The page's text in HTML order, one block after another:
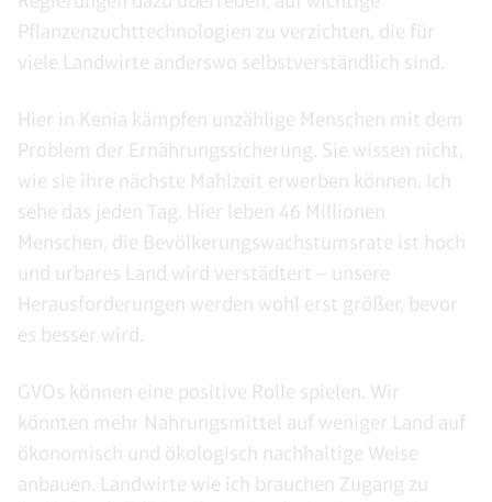
Pflanzenzuchttechnologien zu verzichten, die für
viele Landwirte anderswo selbstverständlich sind.
Hier in Kenia kämpfen unzählige Menschen mit dem
Problem der Ernährungssicherung. Sie wissen nicht,
wie sie ihre nächste Mahlzeit erwerben können. Ich
sehe das jeden Tag. Hier leben 46 Millionen
Menschen, die Bevölkerungswachstumsrate ist hoch
und urbares Land wird verstädtert – unsere
Herausforderungen werden wohl erst größer, bevor
es besser wird.
GVOs können eine positive Rolle spielen. Wir
könnten mehr Nahrungsmittel auf weniger Land auf
ökonomisch und ökologisch nachhaltige Weise
anbauen. Landwirte wie ich brauchen Zugang zu